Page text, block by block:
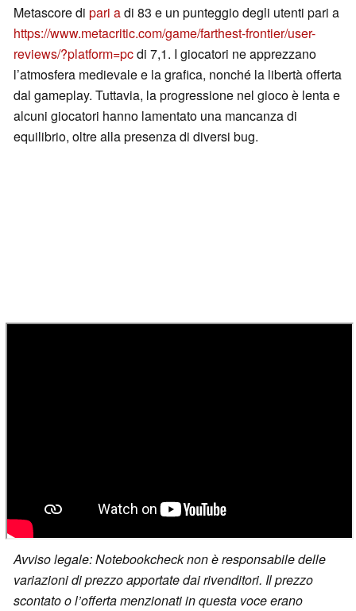
Metascore di pari adi 83 e un punteggio degli utenti pari a
https://www.metacritic.com/game/farthest-frontier/user-
reviews/?platform=pcdi 7,1. I giocatori ne apprezzano
l’atmosfera medievale e la grafica, nonché la libertà offerta
dal gameplay. Tuttavia, la progressione nel gioco è lenta e
alcuni giocatori hanno lamentato una mancanza di
equilibrio, oltre alla presenza di diversi bug.
Avviso legale: Notebookcheck non è responsabile delle
variazioni di prezzo apportate dai rivenditori. Il prezzo
scontato o l’offerta menzionati in questa voce erano